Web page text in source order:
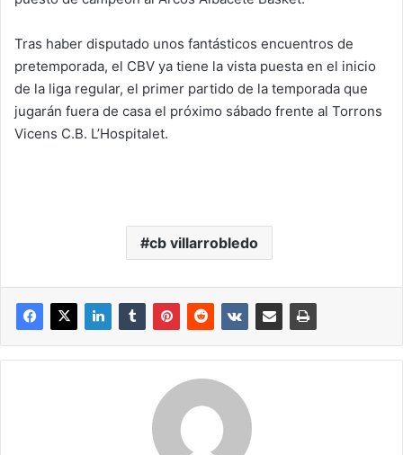
Tras haber disputado unos fantásticos encuentros de
pretemporada, el CBV ya tiene la vista puesta en el inicio
de la liga regular, el primer partido de la temporada que
jugarán fuera de casa el próximo sábado frente al Torrons
Vicens C.B. L’Hospitalet.
cb villarrobledo